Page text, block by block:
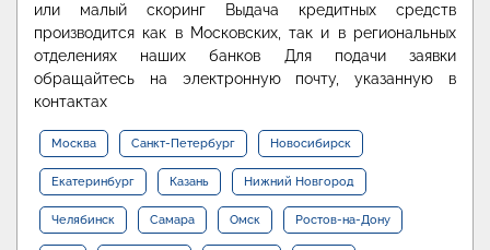
или малый скоринг Выдача кредитных средств
производится как в Московских, так и в региональных
отделениях наших банков Для подачи заявки
обращайтесь на электронную почту, указанную в
контактах
Москва Санкт-Петербург Новосибирск
Екатеринбург Казань Нижний Новгород
Челябинск Самара Омск Ростов-на-Дону